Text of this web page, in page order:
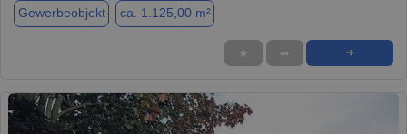
Gewerbeobjekt ca. 1.125,00 m²
★ ➦ ➜